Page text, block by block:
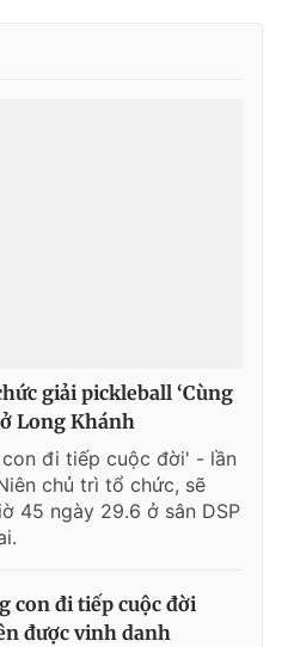
giải pickleball ‘Cùng
Long Khánh
đi tiếp cuộc đời' - lần
chủ trì tổ chức, sẽ
45 ngày 29.6 ở sân DSP
con đi tiếp cuộc đời
được vinh danh